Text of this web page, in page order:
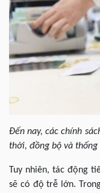
Đến nay, các chính
thời, đồng bộ và
Tuy nhiên, tác động
sẽ có độ trễ lớn.